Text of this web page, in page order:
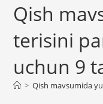
Qish
terisini
uchun 9
> Qish mavsumida